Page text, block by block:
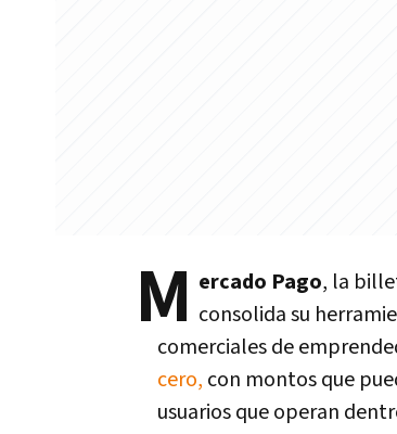
M ercado Pago, la
consolida su
comerciales de
cero, con montos que
usuarios que operan